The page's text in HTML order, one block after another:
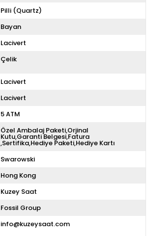
Pilli (Quartz)
Bayan
Lacivert
Çelik
Lacivert
Lacivert
5 ATM
Özel Ambalaj Paketi,Orjinal
Kutu,Garanti Belgesi,Fatura
,Sertifika,Hediye Paketi,Hediye Kartı
Swarowski
Hong Kong
Kuzey Saat
Fossil Group
info@kuzeysaat.com